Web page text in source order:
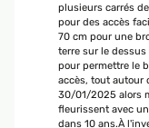
Amazon Benutzer –
überprüft
Haben mittlerweile zwei
plusieurs carrés
pour des accès
70 cm pour une
terre sur le
pour permettre le
accès, tout autour
30/01/2025 alors
fleurissent avec
dans 10 ans.À